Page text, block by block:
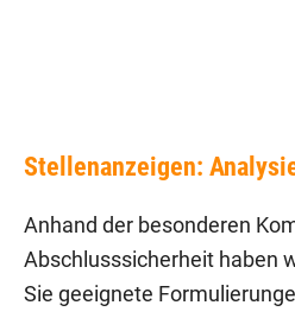
Stellenanzeigen:
Anhand der besonderen
Abschlusssicherheit haben
Sie geeignete